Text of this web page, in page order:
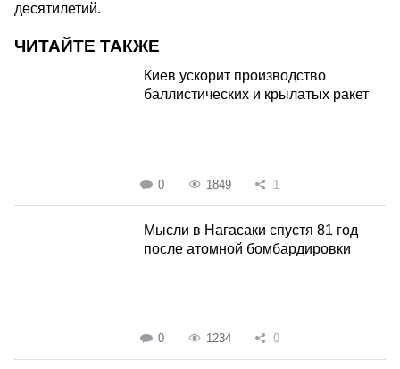
десятилетий.
ЧИТАЙТЕ ТАКЖЕ
Киев ускорит производство
баллистических и крылатых ракет
0 1849 1
Мысли в Нагасаки спустя 81 год
после атомной бомбардировки
0 1234 0